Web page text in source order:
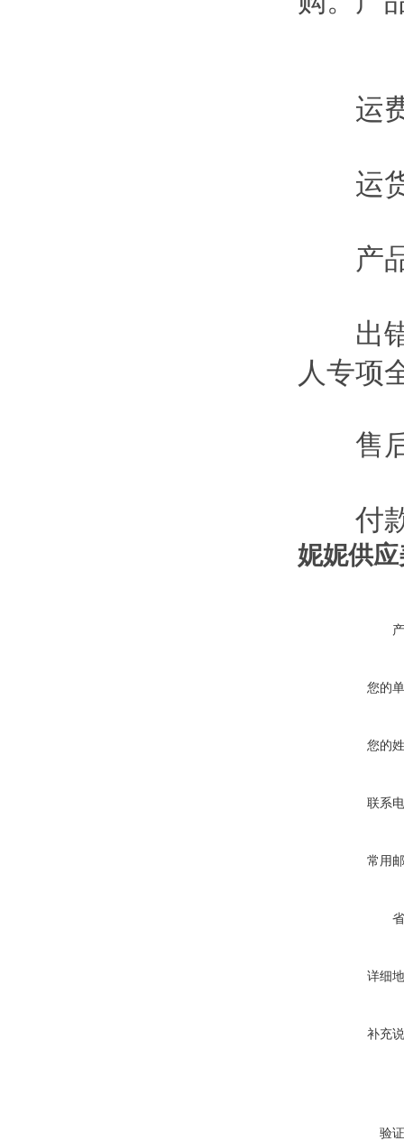
运费
运货
产品
出错
人专项
售
付款
妮妮供
您的
您的
联系
常用
详细
补充
验